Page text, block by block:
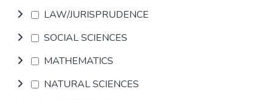
LAW/JURISPRUDENCE
SOCIAL SCIENCES
MATHEMATICS
NATURAL SCIENCES